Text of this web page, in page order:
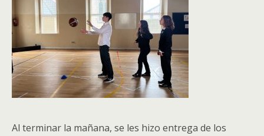
Al terminar la mañana, se les hizo entrega de los